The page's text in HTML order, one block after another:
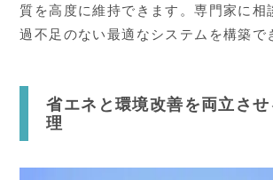
質を高度に維持できます。専門家に相
過不足のない最適なシステムを構築で
省エネと環境改善を両立さ
理